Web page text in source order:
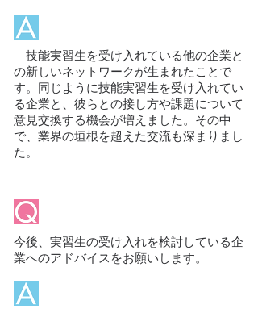
技能実習生を受け入れている他の企業と
の新しいネットワークが生まれたことで
す。同じように技能実習生を受け入れてい
る企業と、彼らとの接し方や課題について
意見交換する機会が増えました。その中
で、業界の垣根を超えた交流も深まりまし
た。
今後、実習生の受け入れを検討している企
業へのアドバイスをお願いします。